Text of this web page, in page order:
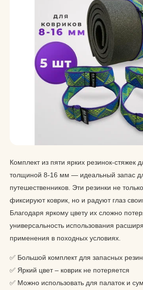
Комплект из пяти ярких резинок-стяжек
толщиной 8-16 мм — идеальный запас
путешественников. Эти резинки не
фиксируют коврик, но и радуют глаз
Благодаря яркому цвету их сложно
универсальность использования
применения в походных условиях.
✅ Большой комплект для запасных
✅ Яркий цвет – коврик не потеряется
✅ Можно использовать для палаток и